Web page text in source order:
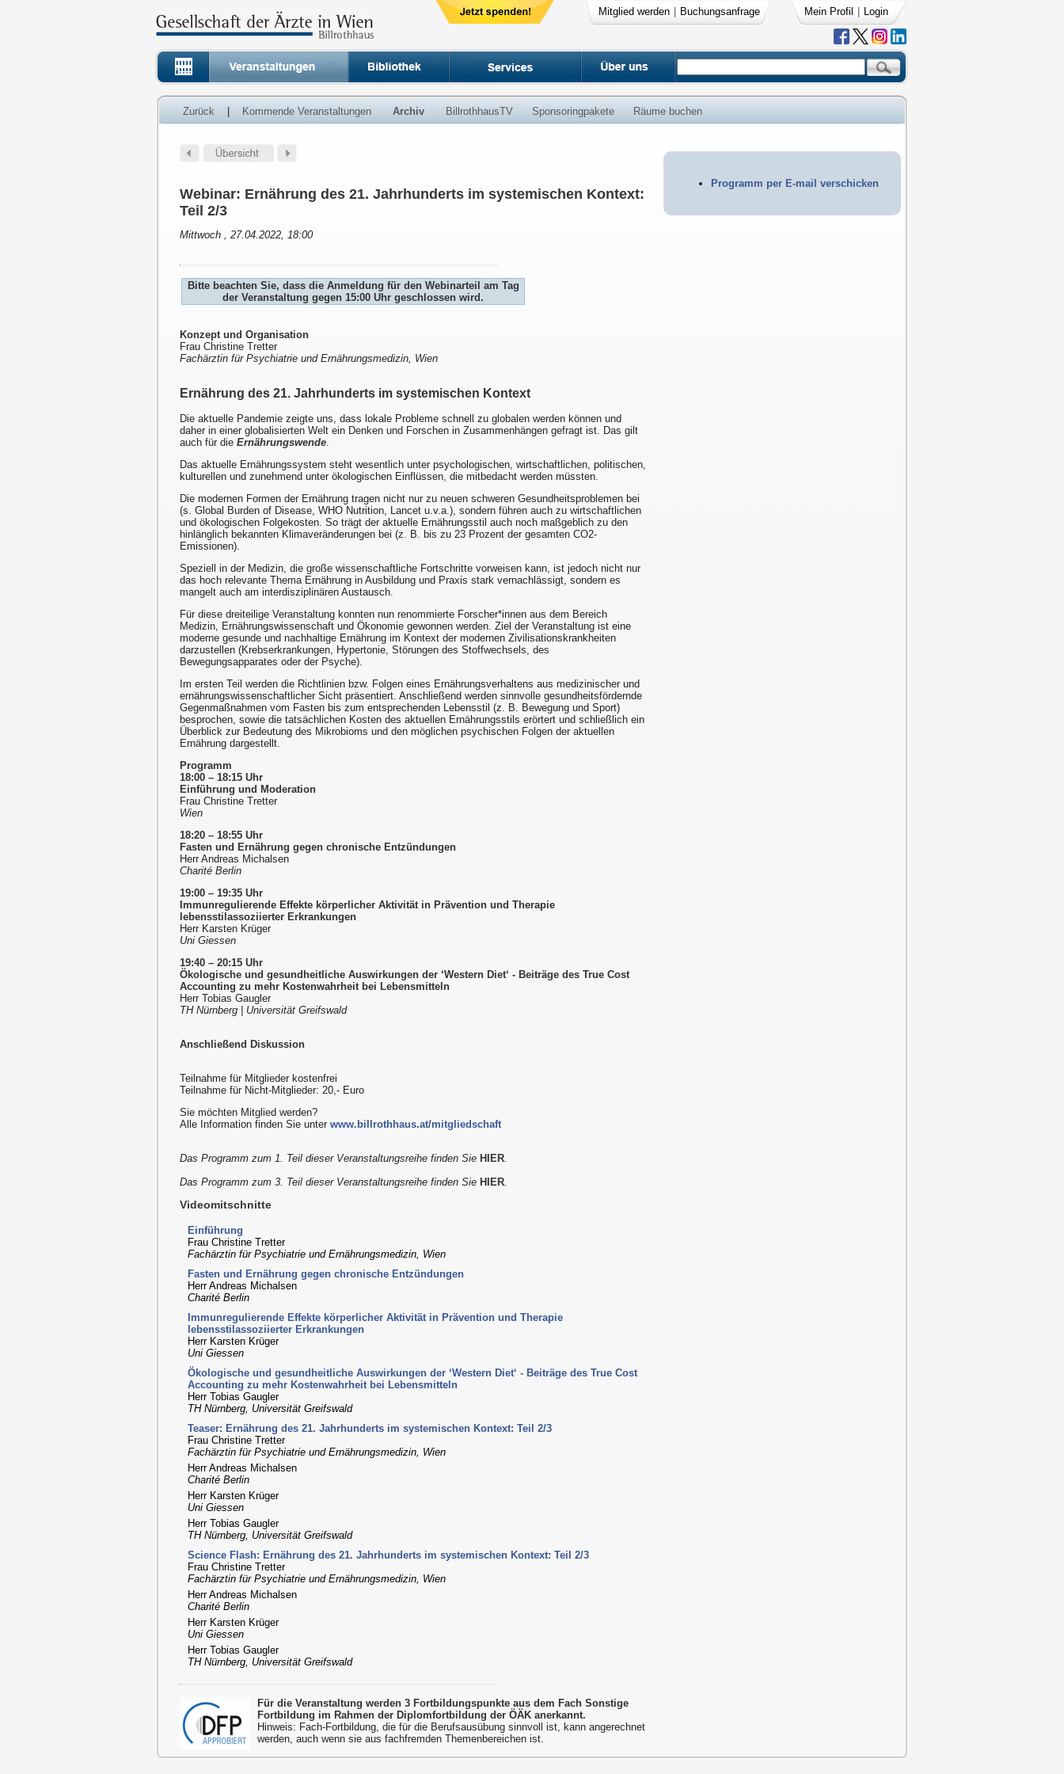
Mitglied werden Buchungsanfrage Mein Profil Login
Zurück Kommende Veranstaltungen Archiv BillrothhausTV Sponsoringpakete Räume buchen
Programm per E-mail verschicken
Webinar: Ernährung des 21. Jahrhunderts im systemischen Kontext:
Teil 2/3
Mittwoch , 27.04.2022, 18:00
Bitte beachten Sie, dass die Anmeldung für den Webinarteil am Tag
der Veranstaltung gegen 15:00 Uhr geschlossen wird.
Konzept und Organisation
Frau Christine Tretter
Fachärztin für Psychiatrie und Ernährungsmedizin, Wien
Ernährung des 21. Jahrhunderts im systemischen Kontext
Die aktuelle Pandemie zeigte uns, dass lokale Probleme schnell zu globalen werden können und
daher in einer globalisierten Welt ein Denken und Forschen in Zusammenhängen gefragt ist. Das gilt
auch für die Ernährungswende.
Das aktuelle Ernährungssystem steht wesentlich unter psychologischen, wirtschaftlichen, politischen,
kulturellen und zunehmend unter ökologischen Einflüssen, die mitbedacht werden müssten.
Die modernen Formen der Ernährung tragen nicht nur zu neuen schweren Gesundheitsproblemen bei
(s. Global Burden of Disease, WHO Nutrition, Lancet u.v.a.), sondern führen auch zu wirtschaftlichen
und ökologischen Folgekosten. So trägt der aktuelle Ernährungsstil auch noch maßgeblich zu den
hinlänglich bekannten Klimaveränderungen bei (z. B. bis zu 23 Prozent der gesamten CO2-
Emissionen).
Speziell in der Medizin, die große wissenschaftliche Fortschritte vorweisen kann, ist jedoch nicht nur
das hoch relevante Thema Ernährung in Ausbildung und Praxis stark vernachlässigt, sondern es
mangelt auch am interdisziplinären Austausch.
Für diese dreiteilige Veranstaltung konnten nun renommierte Forscher*innen aus dem Bereich
Medizin, Ernährungswissenschaft und Ökonomie gewonnen werden. Ziel der Veranstaltung ist eine
moderne gesunde und nachhaltige Ernährung im Kontext der modernen Zivilisationskrankheiten
darzustellen (Krebserkrankungen, Hypertonie, Störungen des Stoffwechsels, des
Bewegungsapparates oder der Psyche).
Im ersten Teil werden die Richtlinien bzw. Folgen eines Ernährungsverhaltens aus medizinischer und
ernährungswissenschaftlicher Sicht präsentiert. Anschließend werden sinnvolle gesundheitsfördernde
Gegenmaßnahmen vom Fasten bis zum entsprechenden Lebensstil (z. B. Bewegung und Sport)
besprochen, sowie die tatsächlichen Kosten des aktuellen Ernährungsstils erörtert und schließlich ein
Überblick zur Bedeutung des Mikrobioms und den möglichen psychischen Folgen der aktuellen
Ernährung dargestellt.
Programm
18:00 – 18:15 Uhr
Einführung und Moderation
Frau Christine Tretter
Wien
18:20 – 18:55 Uhr
Fasten und Ernährung gegen chronische Entzündungen
Herr Andreas Michalsen
Charité Berlin
19:00 – 19:35 Uhr
Immunregulierende Effekte körperlicher Aktivität in Prävention und Therapie
lebensstilassoziierter Erkrankungen
Herr Karsten Krüger
Uni Giessen
19:40 – 20:15 Uhr
Ökologische und gesundheitliche Auswirkungen der ‘Western Diet‘ - Beiträge des True Cost
Accounting zu mehr Kostenwahrheit bei Lebensmitteln
Herr Tobias Gaugler
TH Nürnberg | Universität Greifswald
Anschließend Diskussion
Teilnahme für Mitglieder kostenfrei
Teilnahme für Nicht-Mitglieder: 20,- Euro
Sie möchten Mitglied werden?
Alle Information finden Sie unter www.billrothhaus.at/mitgliedschaft
Das Programm zum 1. Teil dieser Veranstaltungsreihe finden Sie HIER.
Das Programm zum 3. Teil dieser Veranstaltungsreihe finden Sie HIER.
Videomitschnitte
Einführung
Frau Christine Tretter
Fachärztin für Psychiatrie und Ernährungsmedizin, Wien
Fasten und Ernährung gegen chronische Entzündungen
Herr Andreas Michalsen
Charité Berlin
Immunregulierende Effekte körperlicher Aktivität in Prävention und Therapie
lebensstilassoziierter Erkrankungen
Herr Karsten Krüger
Uni Giessen
Ökologische und gesundheitliche Auswirkungen der ‘Western Diet‘ - Beiträge des True Cost
Accounting zu mehr Kostenwahrheit bei Lebensmitteln
Herr Tobias Gaugler
TH Nürnberg, Universität Greifswald
Teaser: Ernährung des 21. Jahrhunderts im systemischen Kontext: Teil 2/3
Frau Christine Tretter
Fachärztin für Psychiatrie und Ernährungsmedizin, Wien
Herr Andreas Michalsen
Charité Berlin
Herr Karsten Krüger
Uni Giessen
Herr Tobias Gaugler
TH Nürnberg, Universität Greifswald
Science Flash: Ernährung des 21. Jahrhunderts im systemischen Kontext: Teil 2/3
Frau Christine Tretter
Fachärztin für Psychiatrie und Ernährungsmedizin, Wien
Herr Andreas Michalsen
Charité Berlin
Herr Karsten Krüger
Uni Giessen
Herr Tobias Gaugler
TH Nürnberg, Universität Greifswald
Für die Veranstaltung werden 3 Fortbildungspunkte aus dem Fach Sonstige
Fortbildung im Rahmen der Diplomfortbildung der ÖÄK anerkannt.
Hinweis: Fach-Fortbildung, die für die Berufsausübung sinnvoll ist, kann angerechnet
werden, auch wenn sie aus fachfremden Themenbereichen ist.